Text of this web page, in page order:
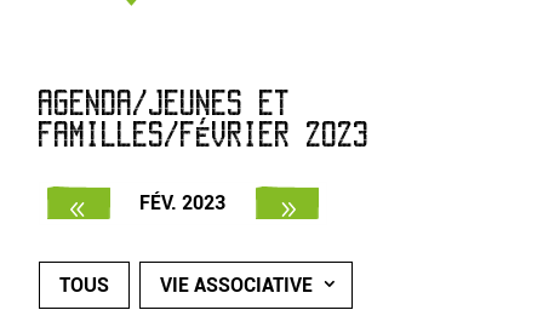
AGENDA/JEUNES ET
FAMILLES/FÉVRIER 2023
FÉV. 2023
TOUS VIE ASSOCIATIVE